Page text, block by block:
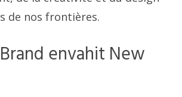
de nos frontières.
envahit New